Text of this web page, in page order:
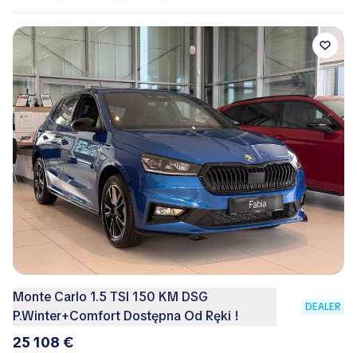
Monte Carlo 1.5 TSI 150 KM DSG
P.Winter+Comfort Dostępna Od Ręki !
DEALER
25 108 €